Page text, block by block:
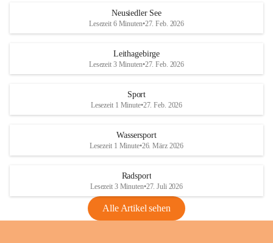
S
und den daraus folgenden wirtschaftlichen
Maßnahmen zur Bekämpfung
Rebe und der Amerikanischen
Anhang VBl. EU Nr. 18
1 Seite•1,4 MB
VBl. EU Nr. 18_2026
r
S
Neusiedler See
Lesezeit 6 Minuten•27. Feb. 2026
Leithagebirge
Lesezeit 3 Minuten•27. Feb. 2026
Sport
Lesezeit 1 Minute•27. Feb. 2026
Wassersport
Lesezeit 1 Minute•26. März 2026
Radsport
Lesezeit 3 Minuten•27. Juli 2026
Alle Artikel sehen